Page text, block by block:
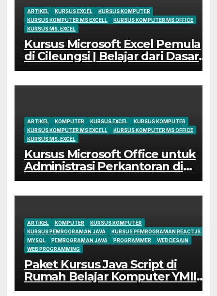
ARTIKEL KURSUS EXCEL
KURSUS KOMPUTER
KURSUS KOMPUTER MS EXCELL
KURSUS KOMPUTER MS OFFICE
KURSUS MS. EXCEL
Kursus Microsoft Excel Pemula
di Cileungsi | Belajar dari Dasar
Sampai Mahir
ARTIKEL KOMPUTER KURSUS EXCEL
KURSUS KOMPUTER
KURSUS KOMPUTER MS EXCELL
KURSUS KOMPUTER MS OFFICE
KURSUS MS. EXCEL
Kursus Microsoft Office untuk
Administrasi Perkantoran di
Cileungsi
ARTIKEL KOMPUTER
KURSUS KOMPUTER
KURSUS PEMROGRAMAN JAVA
KURSUS PEMROGRAMAN REACTJS
MYSQL
PEMROGRAMAN JAVA PROGRAMMER
WEB DESAIN
WEB PROGRAMMING
Paket Kursus Java Script di
Rumah Belajar Komputer YMII
Cileungsi